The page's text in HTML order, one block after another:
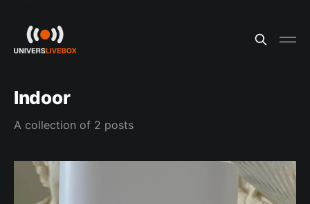
Indoor
A collection of 2 posts